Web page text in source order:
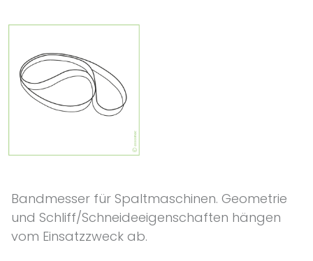
Bandmesser für Spaltmaschinen. Geometrie
und Schliff/Schneideeigenschaften hängen
vom Einsatzzweck ab.